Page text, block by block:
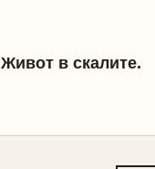
Живот в скалите.